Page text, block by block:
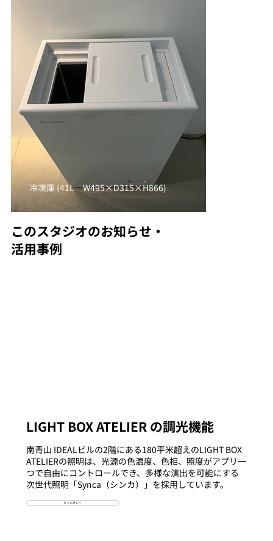
冷凍庫 (41L W495×D315×H866)
このスタジオのお知らせ・
活用事例
LIGHT BOX ATELIER の調光機能
南青山 IDEALビルの2階にある180平米超えのLIGHT BOX
ATELIERの照明は、光源の色温度、色相、照度がアプリ一
つで自由にコントロールでき、多様な演出を可能にする
次世代照明「Synca（シンカ）」を採用しています。
もっと詳しく